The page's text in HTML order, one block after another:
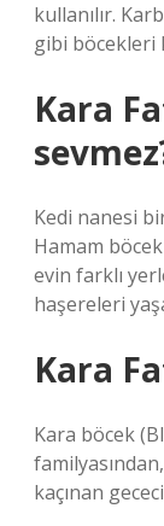
kullanılır.
gibi böcekleri
Kara
Kedi nanesi
Hamam
evin farklı
haşereleri
Kara
Kara böcek
kaçınan